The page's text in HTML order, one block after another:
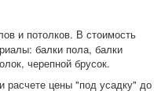
и потолков. В стоимость
балки пола, балки
черепной брусок.
расчете цены "под усадку" до